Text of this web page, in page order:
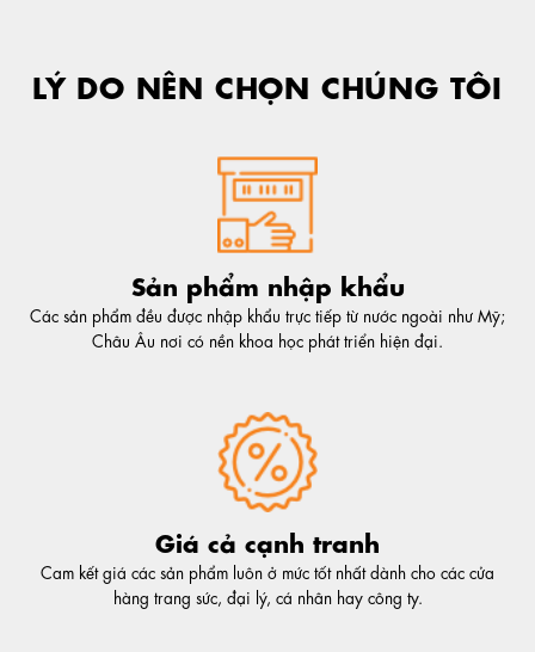
LÝ DO NÊN CHỌN CHÚNG TÔI
Sản phẩm nhập khẩu
Các sản phẩm đều được nhập khẩu trực tiếp từ nước ngoài như Mỹ;
Châu Âu nơi có nền khoa học phát triển hiện đại.
Giá cả cạnh tranh
Cam kết giá các sản phẩm luôn ở mức tốt nhất dành cho các cửa
hàng trang sức, đại lý, cá nhân hay công ty.